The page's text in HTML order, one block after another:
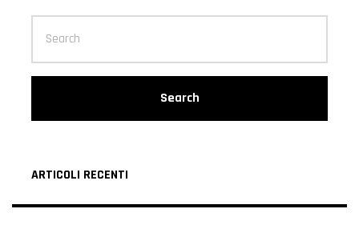
Search
ARTICOLI RECENTI